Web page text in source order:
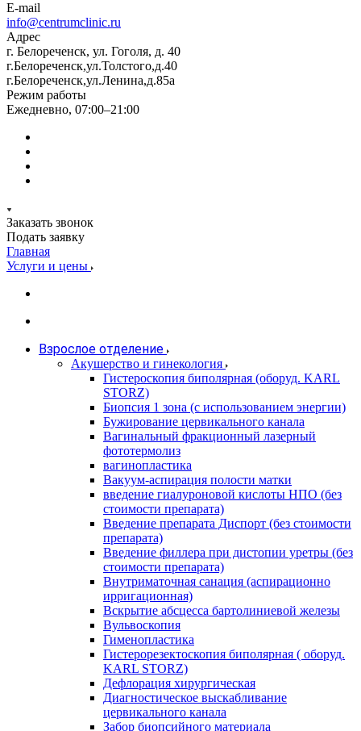
E-mail
info@centrumclinic.ru
Адрес
г. Белореченск, ул. Гоголя, д. 40
г.Белореченск,ул.Толстого,д.40
г.Белореченск,ул.Ленина,д.85а
Режим работы
Ежедневно, 07:00–21:00
Заказать звонок
Подать заявку
Главная
Услуги и цены
Взрослое отделение
Акушерство и гинекология
Гистероскопия биполярная (оборуд. KARL
STORZ)
Биопсия 1 зона (с использованием энергии)
Бужирование цервикального канала
Вагинальный фракционный лазерный
фототермолиз
вагинопластика
Вакуум-аспирация полости матки
введение гиалуроновой кислоты НПО (без
стоимости препарата)
Введение препарата Диспорт (без стоимости
препарата)
Введение филлера при дистопии уретры (без
стоимости препарата)
Внутриматочная санация (аспирационно
ирригационная)
Вскрытие абсцесса бартолиниевой железы
Вульвоскопия
Гименопластика
Гистерорезектоскопия биполярная ( оборуд.
KARL STORZ)
Дефлорация хирургическая
Диагностическое выскабливание
цервикального канала
Забор биопсийного материала